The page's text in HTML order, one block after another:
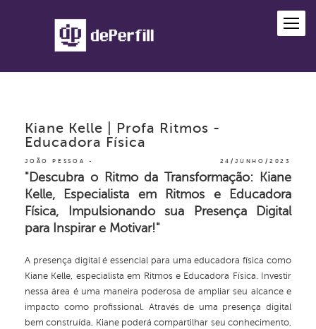
JOÃO PESSOA 24/JUNHO/2023
Kiane Kelle | Profa Ritmos -
Educadora Física
"Descubra o Ritmo da Transformação: Kiane
Kelle, Especialista em Ritmos e Educadora
Física, Impulsionando sua Presença Digital
para Inspirar e Motivar!"
A presença digital é essencial para uma educadora física como
Kiane Kelle, especialista em Ritmos e Educadora Física. Investir
nessa área é uma maneira poderosa de ampliar seu alcance e
impacto como profissional. Através de uma presença digital
bem construída, Kiane poderá compartilhar seu conhecimento,